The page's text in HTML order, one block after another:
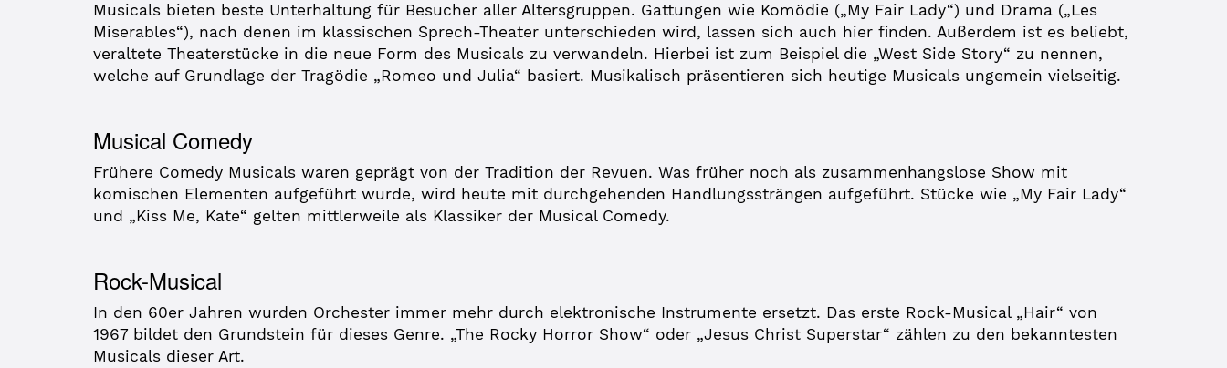
Musicals bieten beste Unterhaltung für Besucher aller Altersgruppen. Gattungen wie Komödie („My Fair Lady“) und Drama („Les
Miserables“), nach denen im klassischen Sprech-Theater unterschieden wird, lassen sich auch hier finden. Außerdem ist es beliebt,
veraltete Theaterstücke in die neue Form des Musicals zu verwandeln. Hierbei ist zum Beispiel die „West Side Story“ zu nennen,
welche auf Grundlage der Tragödie „Romeo und Julia“ basiert. Musikalisch präsentieren sich heutige Musicals ungemein vielseitig.
Musical Comedy
Frühere Comedy Musicals waren geprägt von der Tradition der Revuen. Was früher noch als zusammenhangslose Show mit
komischen Elementen aufgeführt wurde, wird heute mit durchgehenden Handlungssträngen aufgeführt. Stücke wie „My Fair Lady“
und „Kiss Me, Kate“ gelten mittlerweile als Klassiker der Musical Comedy.
Rock-Musical
In den 60er Jahren wurden Orchester immer mehr durch elektronische Instrumente ersetzt. Das erste Rock-Musical „Hair“ von
1967 bildet den Grundstein für dieses Genre. „The Rocky Horror Show“ oder „Jesus Christ Superstar“ zählen zu den bekanntesten
Musicals dieser Art.